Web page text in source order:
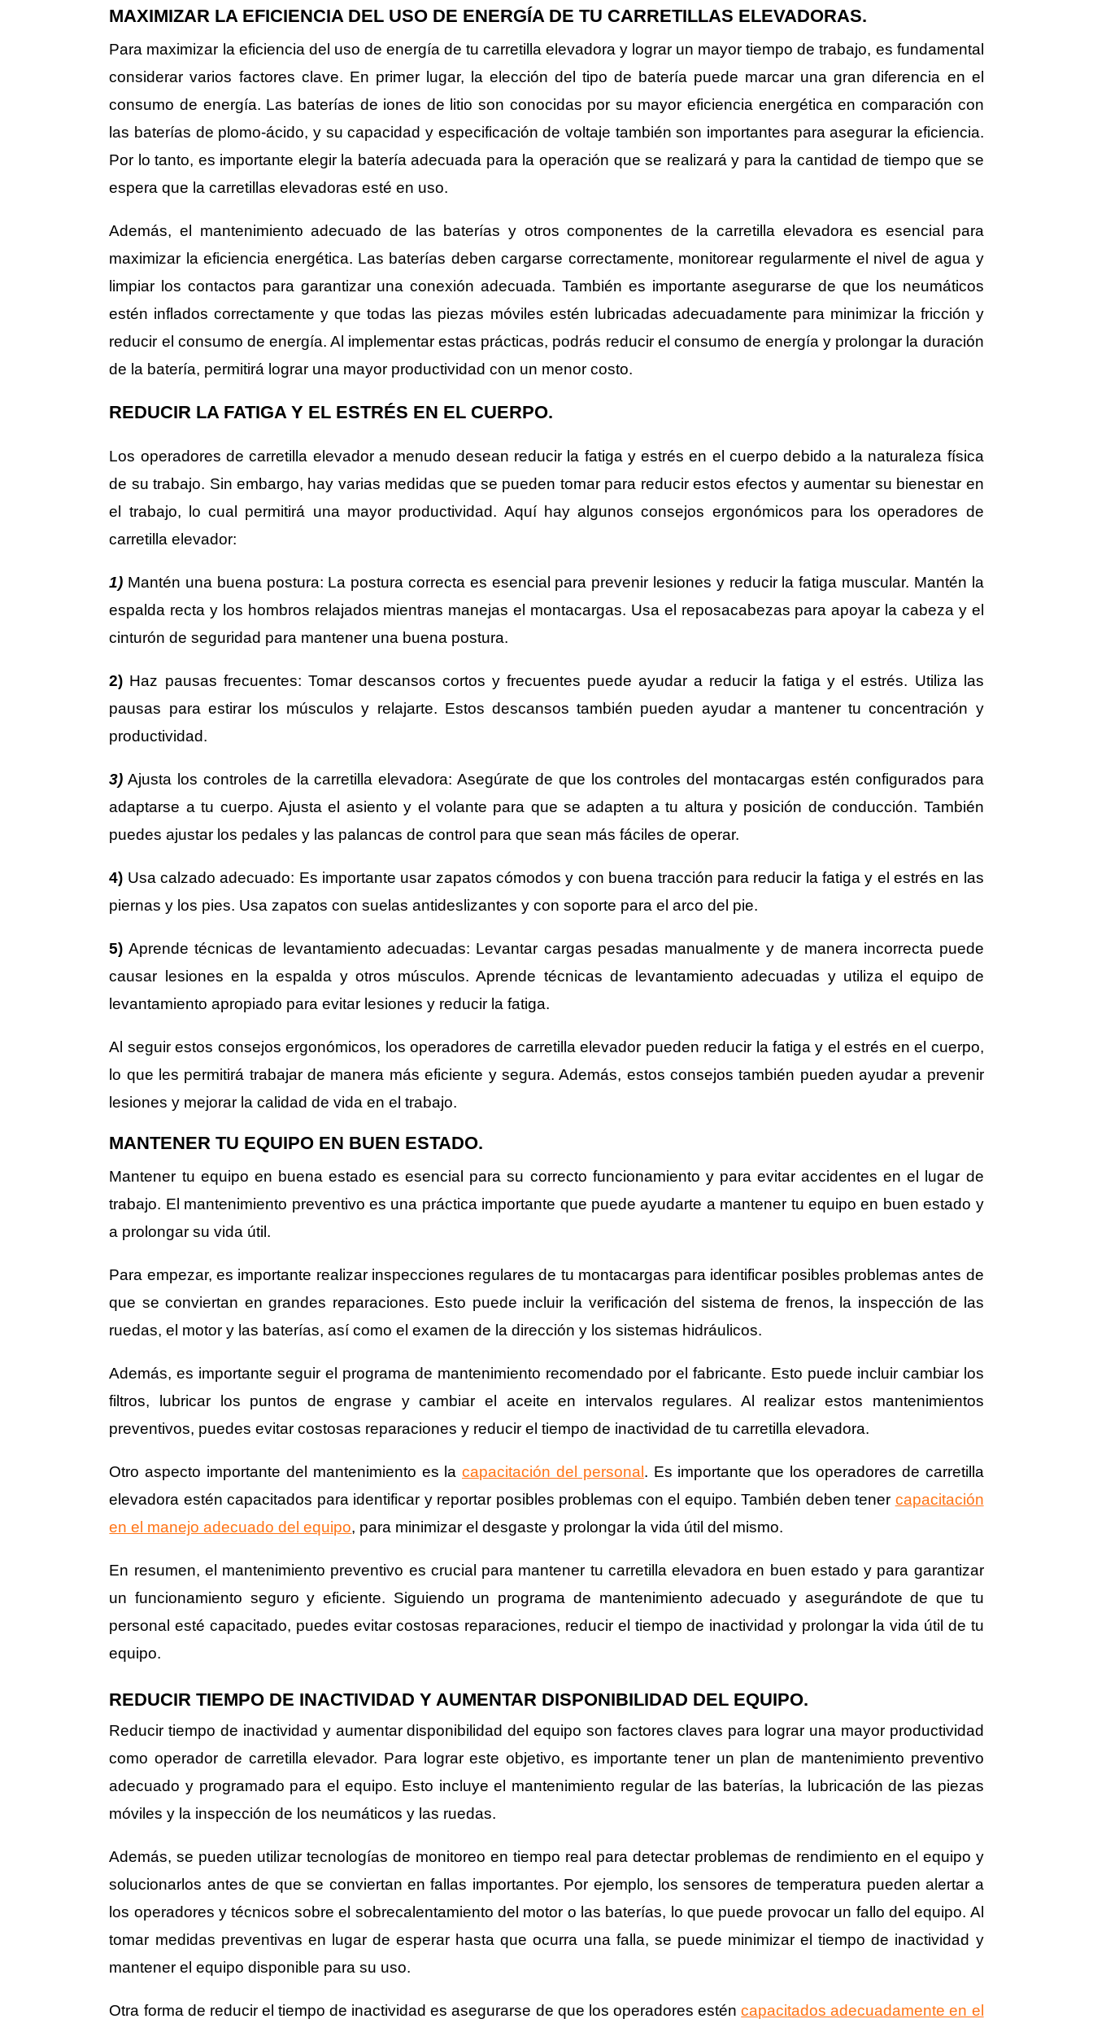
MAXIMIZAR LA EFICIENCIA DEL USO DE ENERGÍA DE TU CARRETILLAS ELEVADORAS.
Para maximizar la eficiencia del uso de energía de tu carretilla elevadora y lograr un mayor tiempo de trabajo, es fundamental
considerar varios factores clave. En primer lugar, la elección del tipo de batería puede marcar una gran diferencia en el
consumo de energía. Las baterías de iones de litio son conocidas por su mayor eficiencia energética en comparación con
las baterías de plomo-ácido, y su capacidad y especificación de voltaje también son importantes para asegurar la eficiencia.
Por lo tanto, es importante elegir la batería adecuada para la operación que se realizará y para la cantidad de tiempo que se
espera que la carretillas elevadoras esté en uso.
Además, el mantenimiento adecuado de las baterías y otros componentes de la carretilla elevadora es esencial para
maximizar la eficiencia energética. Las baterías deben cargarse correctamente, monitorear regularmente el nivel de agua y
limpiar los contactos para garantizar una conexión adecuada. También es importante asegurarse de que los neumáticos
estén inflados correctamente y que todas las piezas móviles estén lubricadas adecuadamente para minimizar la fricción y
reducir el consumo de energía. Al implementar estas prácticas, podrás reducir el consumo de energía y prolongar la duración
de la batería, permitirá lograr una mayor productividad con un menor costo.
REDUCIR LA FATIGA Y EL ESTRÉS EN EL CUERPO.
Los operadores de carretilla elevador a menudo desean reducir la fatiga y estrés en el cuerpo debido a la naturaleza física
de su trabajo. Sin embargo, hay varias medidas que se pueden tomar para reducir estos efectos y aumentar su bienestar en
el trabajo, lo cual permitirá una mayor productividad. Aquí hay algunos consejos ergonómicos para los operadores de
carretilla elevador:
1) Mantén una buena postura: La postura correcta es esencial para prevenir lesiones y reducir la fatiga muscular. Mantén la
espalda recta y los hombros relajados mientras manejas el montacargas. Usa el reposacabezas para apoyar la cabeza y el
cinturón de seguridad para mantener una buena postura.
2) Haz pausas frecuentes: Tomar descansos cortos y frecuentes puede ayudar a reducir la fatiga y el estrés. Utiliza las
pausas para estirar los músculos y relajarte. Estos descansos también pueden ayudar a mantener tu concentración y
productividad.
3) Ajusta los controles de la carretilla elevadora: Asegúrate de que los controles del montacargas estén configurados para
adaptarse a tu cuerpo. Ajusta el asiento y el volante para que se adapten a tu altura y posición de conducción. También
puedes ajustar los pedales y las palancas de control para que sean más fáciles de operar.
4) Usa calzado adecuado: Es importante usar zapatos cómodos y con buena tracción para reducir la fatiga y el estrés en las
piernas y los pies. Usa zapatos con suelas antideslizantes y con soporte para el arco del pie.
5) Aprende técnicas de levantamiento adecuadas: Levantar cargas pesadas manualmente y de manera incorrecta puede
causar lesiones en la espalda y otros músculos. Aprende técnicas de levantamiento adecuadas y utiliza el equipo de
levantamiento apropiado para evitar lesiones y reducir la fatiga.
Al seguir estos consejos ergonómicos, los operadores de carretilla elevador pueden reducir la fatiga y el estrés en el cuerpo,
lo que les permitirá trabajar de manera más eficiente y segura. Además, estos consejos también pueden ayudar a prevenir
lesiones y mejorar la calidad de vida en el trabajo.
MANTENER TU EQUIPO EN BUEN ESTADO.
Mantener tu equipo en buena estado es esencial para su correcto funcionamiento y para evitar accidentes en el lugar de
trabajo. El mantenimiento preventivo es una práctica importante que puede ayudarte a mantener tu equipo en buen estado y
a prolongar su vida útil.
Para empezar, es importante realizar inspecciones regulares de tu montacargas para identificar posibles problemas antes de
que se conviertan en grandes reparaciones. Esto puede incluir la verificación del sistema de frenos, la inspección de las
ruedas, el motor y las baterías, así como el examen de la dirección y los sistemas hidráulicos.
Además, es importante seguir el programa de mantenimiento recomendado por el fabricante. Esto puede incluir cambiar los
filtros, lubricar los puntos de engrase y cambiar el aceite en intervalos regulares. Al realizar estos mantenimientos
preventivos, puedes evitar costosas reparaciones y reducir el tiempo de inactividad de tu carretilla elevadora.
Otro aspecto importante del mantenimiento es lacapacitación del personal. Es importante que los operadores de carretilla
elevadora estén capacitados para identificar y reportar posibles problemas con el equipo. También deben tener capacitación
en el manejo adecuado del equipo, para minimizar el desgaste y prolongar la vida útil del mismo.
En resumen, el mantenimiento preventivo es crucial para mantener tu carretilla elevadora en buen estado y para garantizar
un funcionamiento seguro y eficiente. Siguiendo un programa de mantenimiento adecuado y asegurándote de que tu
personal esté capacitado, puedes evitar costosas reparaciones, reducir el tiempo de inactividad y prolongar la vida útil de tu
equipo.
REDUCIR TIEMPO DE INACTIVIDAD Y AUMENTAR DISPONIBILIDAD DEL EQUIPO.
Reducir tiempo de inactividad y aumentar disponibilidad del equipo son factores claves para lograr una mayor productividad
como operador de carretilla elevador. Para lograr este objetivo, es importante tener un plan de mantenimiento preventivo
adecuado y programado para el equipo. Esto incluye el mantenimiento regular de las baterías, la lubricación de las piezas
móviles y la inspección de los neumáticos y las ruedas.
Además, se pueden utilizar tecnologías de monitoreo en tiempo real para detectar problemas de rendimiento en el equipo y
solucionarlos antes de que se conviertan en fallas importantes. Por ejemplo, los sensores de temperatura pueden alertar a
los operadores y técnicos sobre el sobrecalentamiento del motor o las baterías, lo que puede provocar un fallo del equipo. Al
tomar medidas preventivas en lugar de esperar hasta que ocurra una falla, se puede minimizar el tiempo de inactividad y
mantener el equipo disponible para su uso.
Otra forma de reducir el tiempo de inactividad es asegurarse de que los operadores esténcapacitados adecuadamente en el